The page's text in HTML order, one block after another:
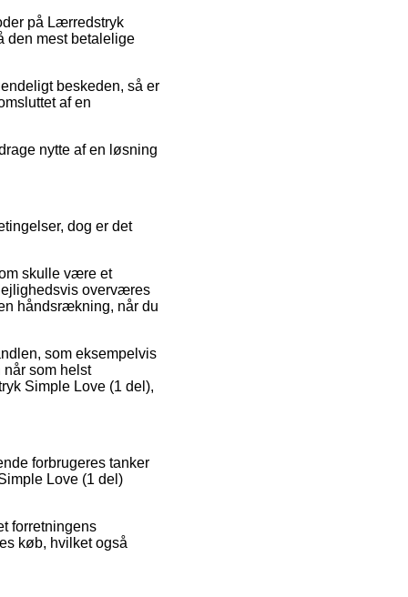
på Lærredstryk
den mest betalelige
beskeden, så er
af en
nytte af en løsning
dog er det
skulle være et
overværes
håndsrækning, når du
som eksempelvis
når som helst
Simple Love (1 del),
forbrugeres tanker
Love (1 del)
forretningens
køb, hvilket også